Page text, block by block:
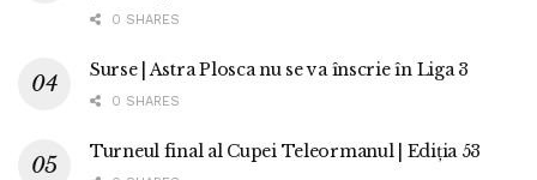
0 SHARES
Surse | Astra Plosca nu se va înscrie în Liga 3
0 SHARES
Turneul final al Cupei Teleormanul | Ediția 53